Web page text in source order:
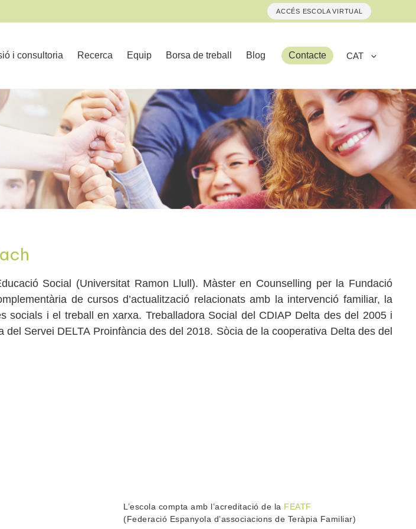
ACCÉS ESCOLA VIRTUAL
i consultoria Recerca Equip Borsa de treball Blog Contacte CAT
Social (Universitat Ramon Llull). Màster en Counselling per la Fundació
de cursos d’actualització relacionats amb la intervenció familiar, la
socials i el treball en xarxa. Treballadora Social del CDIAP Delta des del 2005 i
del Servei DELTA Proinfància des del 2018. Sòcia de la cooperativa Delta des del
L’escola compta amb l’acreditació de la FEATF
(Federació Espanyola d’associacions de Teràpia Familiar)